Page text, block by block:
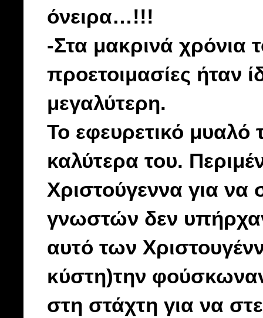
όνειρα…!!!
-Στα μακρινά χρόνια
προετοιμασίες ήταν
μεγαλύτερη.
Το εφευρετικό
καλύτερα του.
Χριστούγεννα για
γνωστών δεν
αυτό των
κύστη)την
στη στάχτη για να